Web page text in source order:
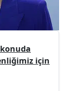
için